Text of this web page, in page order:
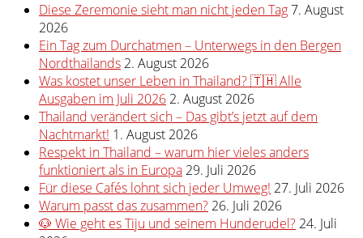
Diese Zeremonie sieht man nicht jeden Tag7. August
2026
Ein Tag zum Durchatmen – Unterwegs in den Bergen
Nordthailands 2. August 2026
Was kostet unser Leben in Thailand? 🇹🇭 Alle
Ausgaben im Juli 2026 2. August 2026
Thailand verändert sich – Das gibt’s jetzt auf dem
Nachtmarkt! 1. August 2026
Respekt in Thailand – warum hier vieles anders
funktioniert als in Europa 29. Juli 2026
Für diese Cafés lohnt sich jeder Umweg! 27. Juli 2026
Warum passt das zusammen? 26. Juli 2026
🐶 Wie geht es Tiju und seinem Hunderudel? 24. Juli